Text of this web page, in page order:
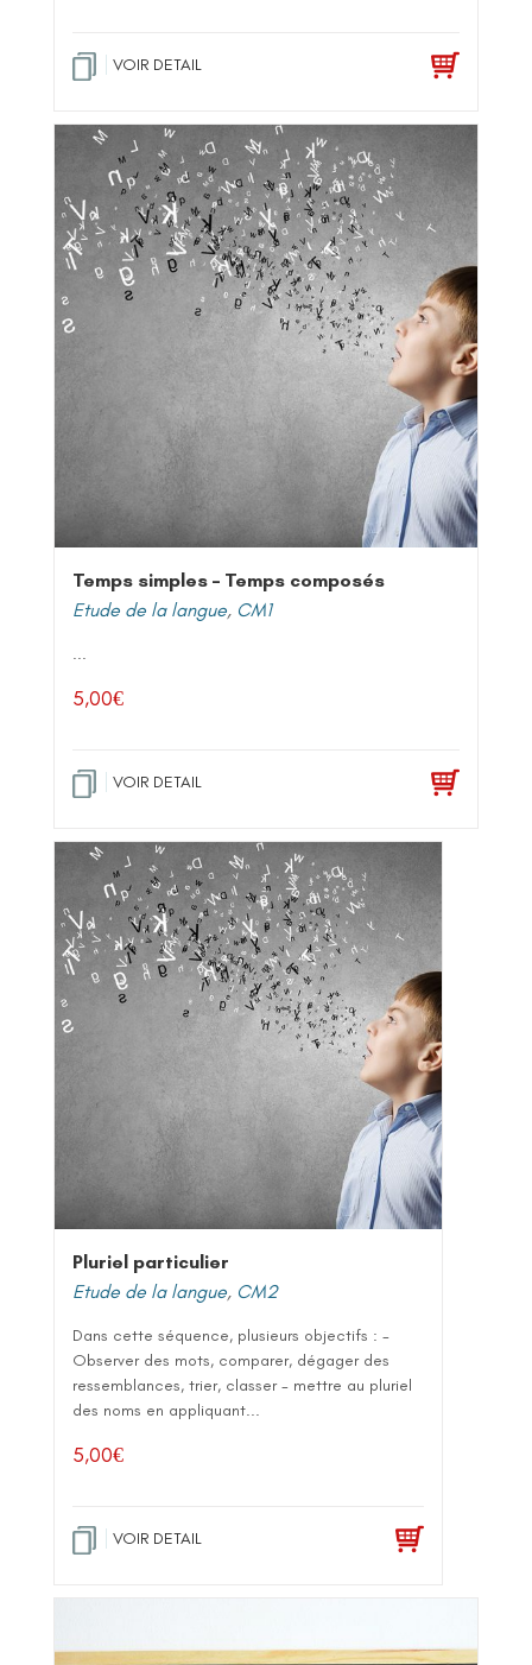
VOIR DETAIL
Temps simples – Temps composés
Etude de la langue, CM1
...
5,00€
VOIR DETAIL
Pluriel particulier
Etude de la langue, CM2
Dans cette séquence, plusieurs objectifs : -
Observer des mots, comparer, dégager des
ressemblances, trier, classer - mettre au pluriel
des noms en appliquant...
5,00€
VOIR DETAIL